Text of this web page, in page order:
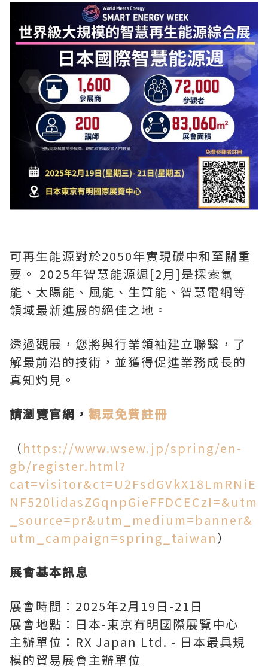
可再生能源對於2050年實現碳中和至關重
要。 2025年智慧能源週[2月]是探索氫
能、太陽能、風能、生質能、智慧電網等
領域最新進展的絕佳之地。
透過觀展，您將與行業領袖建立聯繫，了
解最前沿的技術，並獲得促進業務成長的
真知灼見。
請瀏覽官網， 觀眾免費註冊
（https://www.wsew.jp/spring/en-
gb/register.html?
cat=visitor&ct=U2FsdGVkX18LmRNiE
NF520lidasZGqnpGieFFDCECzI=&utm
_source=pr&utm_medium=banner&
utm_campaign=spring_taiwan）
展會基本訊息
展會時間：2025年2月19日-21日
展會地點：日本-東京有明國際展覽中心
主辦單位：RX Japan Ltd. - 日本最具規
模的貿易展會主辦單位